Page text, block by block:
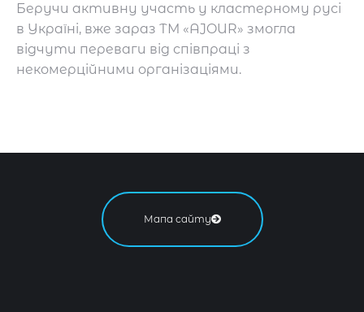
Беручи активну участь у кластерному русі
в Україні, вже зараз ТМ «AJOUR» змогла
відчути переваги від співпраці з
некомерційними організаціями.
Мапа сайту